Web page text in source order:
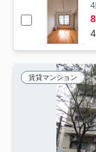
賃貸マンション